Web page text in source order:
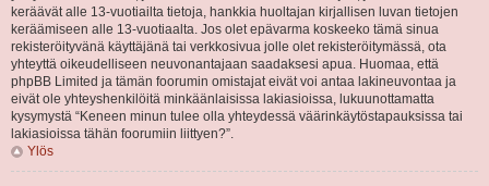
keräävät alle 13-vuotiailta tietoja, hankkia huoltajan kirjallisen luvan tietojen
keräämiseen alle 13-vuotiaalta. Jos olet epävarma koskeeko tämä sinua
rekisteröityvänä käyttäjänä tai verkkosivua jolle olet rekisteröitymässä, ota
yhteyttä oikeudelliseen neuvonantajaan saadaksesi apua. Huomaa, että
phpBB Limited ja tämän foorumin omistajat eivät voi antaa lakineuvontaa ja
eivät ole yhteyshenkilöitä minkäänlaisissa lakiasioissa, lukuunottamatta
kysymystä “Keneen minun tulee olla yhteydessä väärinkäytöstapauksissa tai
lakiasioissa tähän foorumiin liittyen?”.
Ylös